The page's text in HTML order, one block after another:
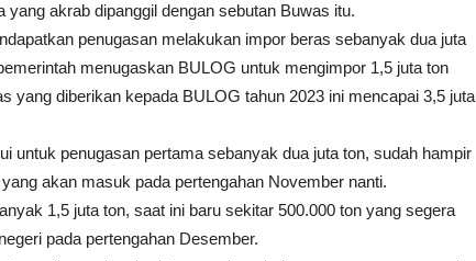
yang akrab dipanggil dengan sebutan Buwas itu.
penugasan melakukan impor beras sebanyak dua juta
menugaskan BULOG untuk mengimpor 1,5 juta ton
yang diberikan kepada BULOG tahun 2023 ini mencapai 3,5 juta
untuk penugasan pertama sebanyak dua juta ton, sudah hampir
akan masuk pada pertengahan November nanti.
1,5 juta ton, saat ini baru sekitar 500.000 ton yang segera
pada pertengahan Desember.